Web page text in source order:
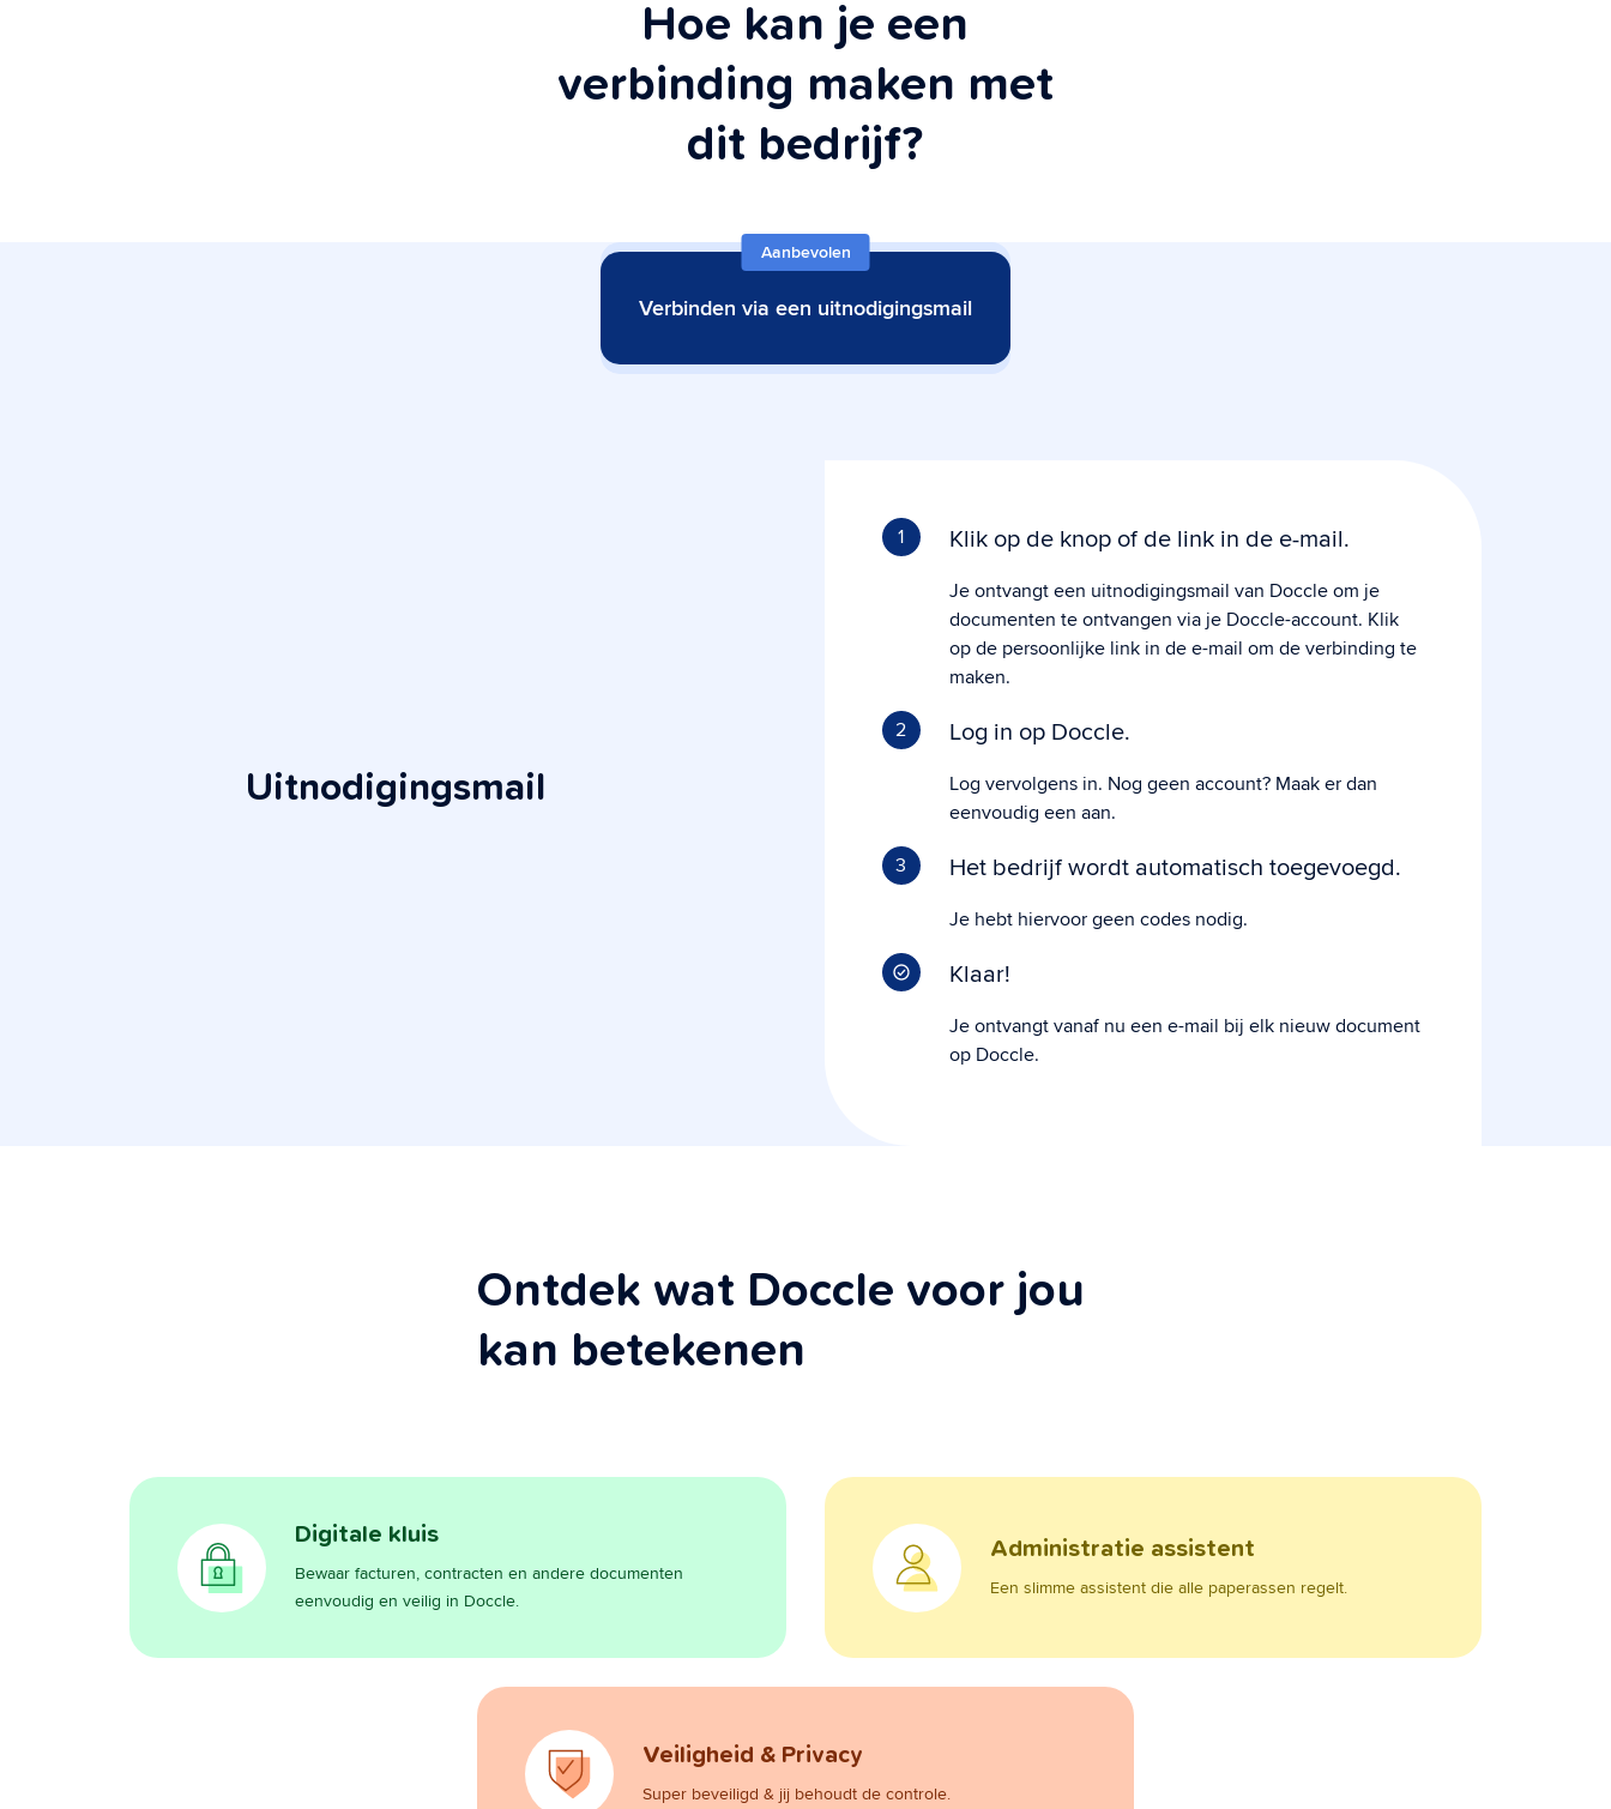
Hoe kan je een
verbinding maken met
dit bedrijf?
Verbinden via een uitnodigingsmail
Aanbevolen
Uitnodigingsmail
1 Klik op de knop of de link in de e-mail.
Je ontvangt een uitnodigingsmail van Doccle om je
documenten te ontvangen via je Doccle-account. Klik
op de persoonlijke link in de e-mail om de verbinding te
maken.
2
Log in op Doccle.
Log vervolgens in. Nog geen account? Maak er dan
eenvoudig een aan.
3
Het bedrijf wordt automatisch toegevoegd.
Je hebt hiervoor geen codes nodig.
Klaar!
Je ontvangt vanaf nu een e-mail bij elk nieuw document
op Doccle.
Ontdek wat Doccle voor jou
kan betekenen
Digitale kluis
Bewaar facturen, contracten en andere documenten
eenvoudig en veilig in Doccle.
Administratie assistent
Een slimme assistent die alle paperassen regelt.
Veiligheid & Privacy
Super beveiligd & jij behoudt de controle.